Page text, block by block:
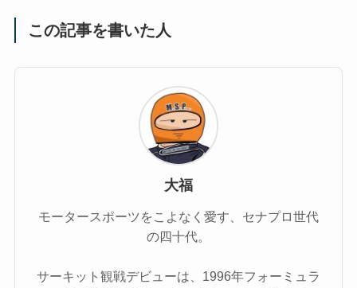
この記事を書いた人
大福
モータースポーツをこよなく愛す、セナプロ世代
の四十代。
サーキット観戦デビューは、1996年フォーミュラ